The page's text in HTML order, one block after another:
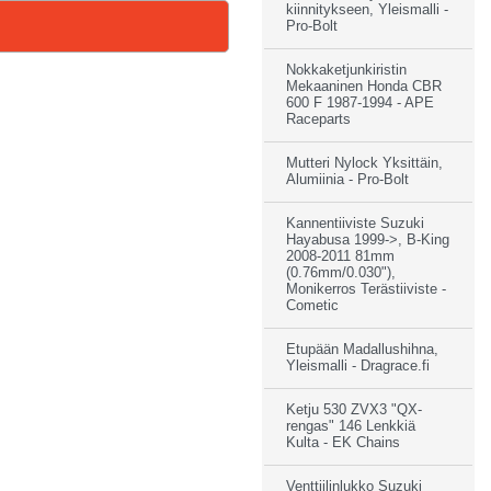
kiinnitykseen, Yleismalli -
Pro-Bolt
Nokkaketjunkiristin
Mekaaninen Honda CBR
600 F 1987-1994 - APE
Raceparts
Mutteri Nylock Yksittäin,
Alumiinia - Pro-Bolt
Kannentiiviste Suzuki
Hayabusa 1999->, B-King
2008-2011 81mm
(0.76mm/0.030"),
Monikerros Terästiiviste -
Cometic
Etupään Madallushihna,
Yleismalli - Dragrace.fi
Ketju 530 ZVX3 "QX-
rengas" 146 Lenkkiä
Kulta - EK Chains
Venttiilinlukko Suzuki